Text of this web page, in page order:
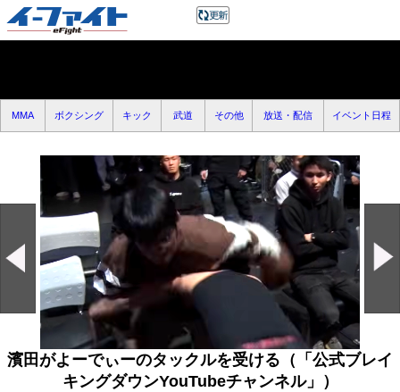
MMA ボクシング キック 武道 その他 放送・配信 イベント日程
濱田がよーでぃーのタックルを受ける（「公式ブレイ
キングダウンYouTubeチャンネル」）